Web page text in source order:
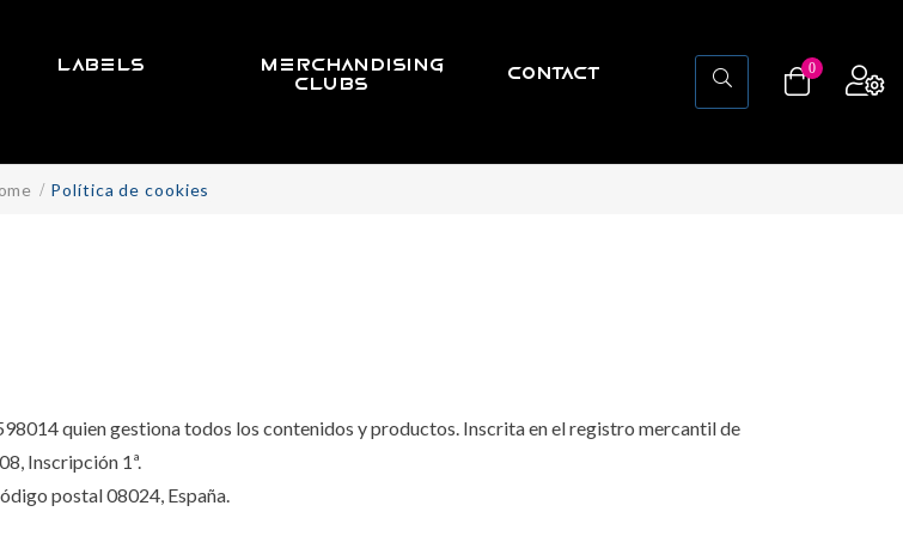
LABELS
MERCHANDISING
CLUBS
CONTACT 0
Política de cookies
quien gestiona todos los contenidos y productos. Inscrita en el registro mercantil de
Inscripción 1ª.
postal 08024, España.